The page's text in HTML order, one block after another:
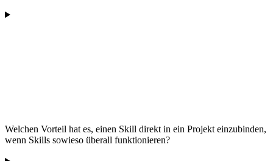
Welchen Vorteil hat es, einen Skill direkt in ein Projekt einzubinden,
wenn Skills sowieso überall funktionieren?